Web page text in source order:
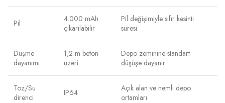
Pil
4.000 mAh
çıkarılabilir
Pil değişimiyle sıfır kesinti
süresi
Düşme
dayanımı
1,2 m beton
üzeri
Depo zeminine standart
düşüşe dayanır
Toz/Su
direnci
IP64
Açık alan ve nemli depo
ortamları